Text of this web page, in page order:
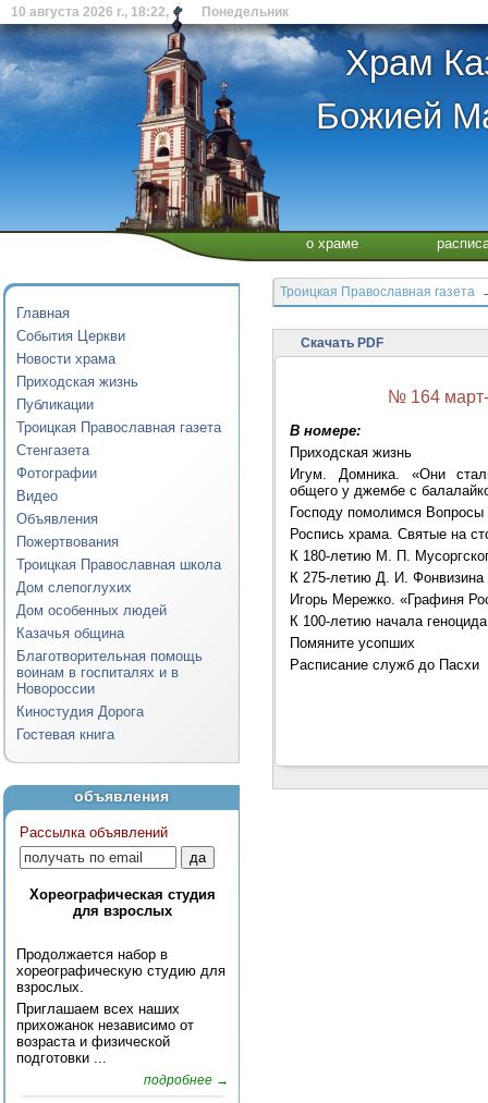
10 августа 2026 г., 18:22, Понедельник
Храм
Божией
о храме
Главная
События Церкви
Новости храма
Приходская жизнь
Публикации
Троицкая Православная газета
Стенгазета
Фотографии
Видео
Объявления
Пожертвования
Троицкая Православная школа
Дом слепоглухих
Дом особенных людей
Казачья община
Благотворительная помощь
воинам в госпиталях и в
Новороссии
Киностудия Дорога
Гостевая книга
объявления
Рассылка объявлений
Хореографическая студия
для взрослых
Продолжается набор в
хореографическую студию для
взрослых.
Приглашаем всех наших
прихожанок независимо от
возраста и физической
подготовки ...
подробнее →
Троицкая Православная газета
Скачать PDF
№ 164
В номере:
Приходская жизнь
Игум. Домника. «Они
общего у джембе с
Господу помолимся Вопросы
Роспись храма. Святые на
К 180-летию М. П.
К 275-летию Д. И. Фонвизина
Игорь Мережко. «Графиня
К 100-летию начала геноцида
Помяните усопших
Расписание служб до Пасхи